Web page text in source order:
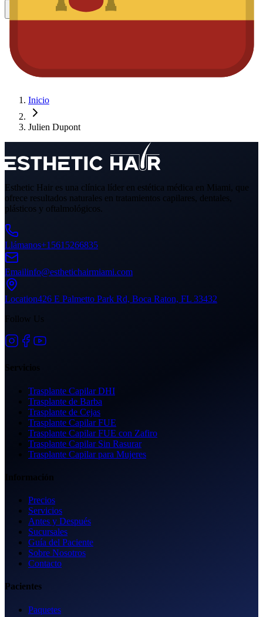
Inicio
Julien Dupont
Esthetic Hair es una clínica líder en estética médica en Miami, que
ofrece resultados naturales en tratamientos capilares, dentales,
plásticos y oftalmológicos.
Llámanos+15615266835
Emailinfo@esthetichairmiami.com
Location426 E Palmetto Park Rd, Boca Raton, FL 33432
Follow Us
Servicios
Trasplante Capilar DHI
Trasplante de Barba
Trasplante de Cejas
Trasplante Capilar FUE
Trasplante Capilar FUE con Zafiro
Trasplante Capilar Sin Rasurar
Trasplante Capilar para Mujeres
Información
Precios
Servicios
Antes y Después
Sucursales
Guía del Paciente
Sobre Nosotros
Contacto
Pacientes
Paquetes